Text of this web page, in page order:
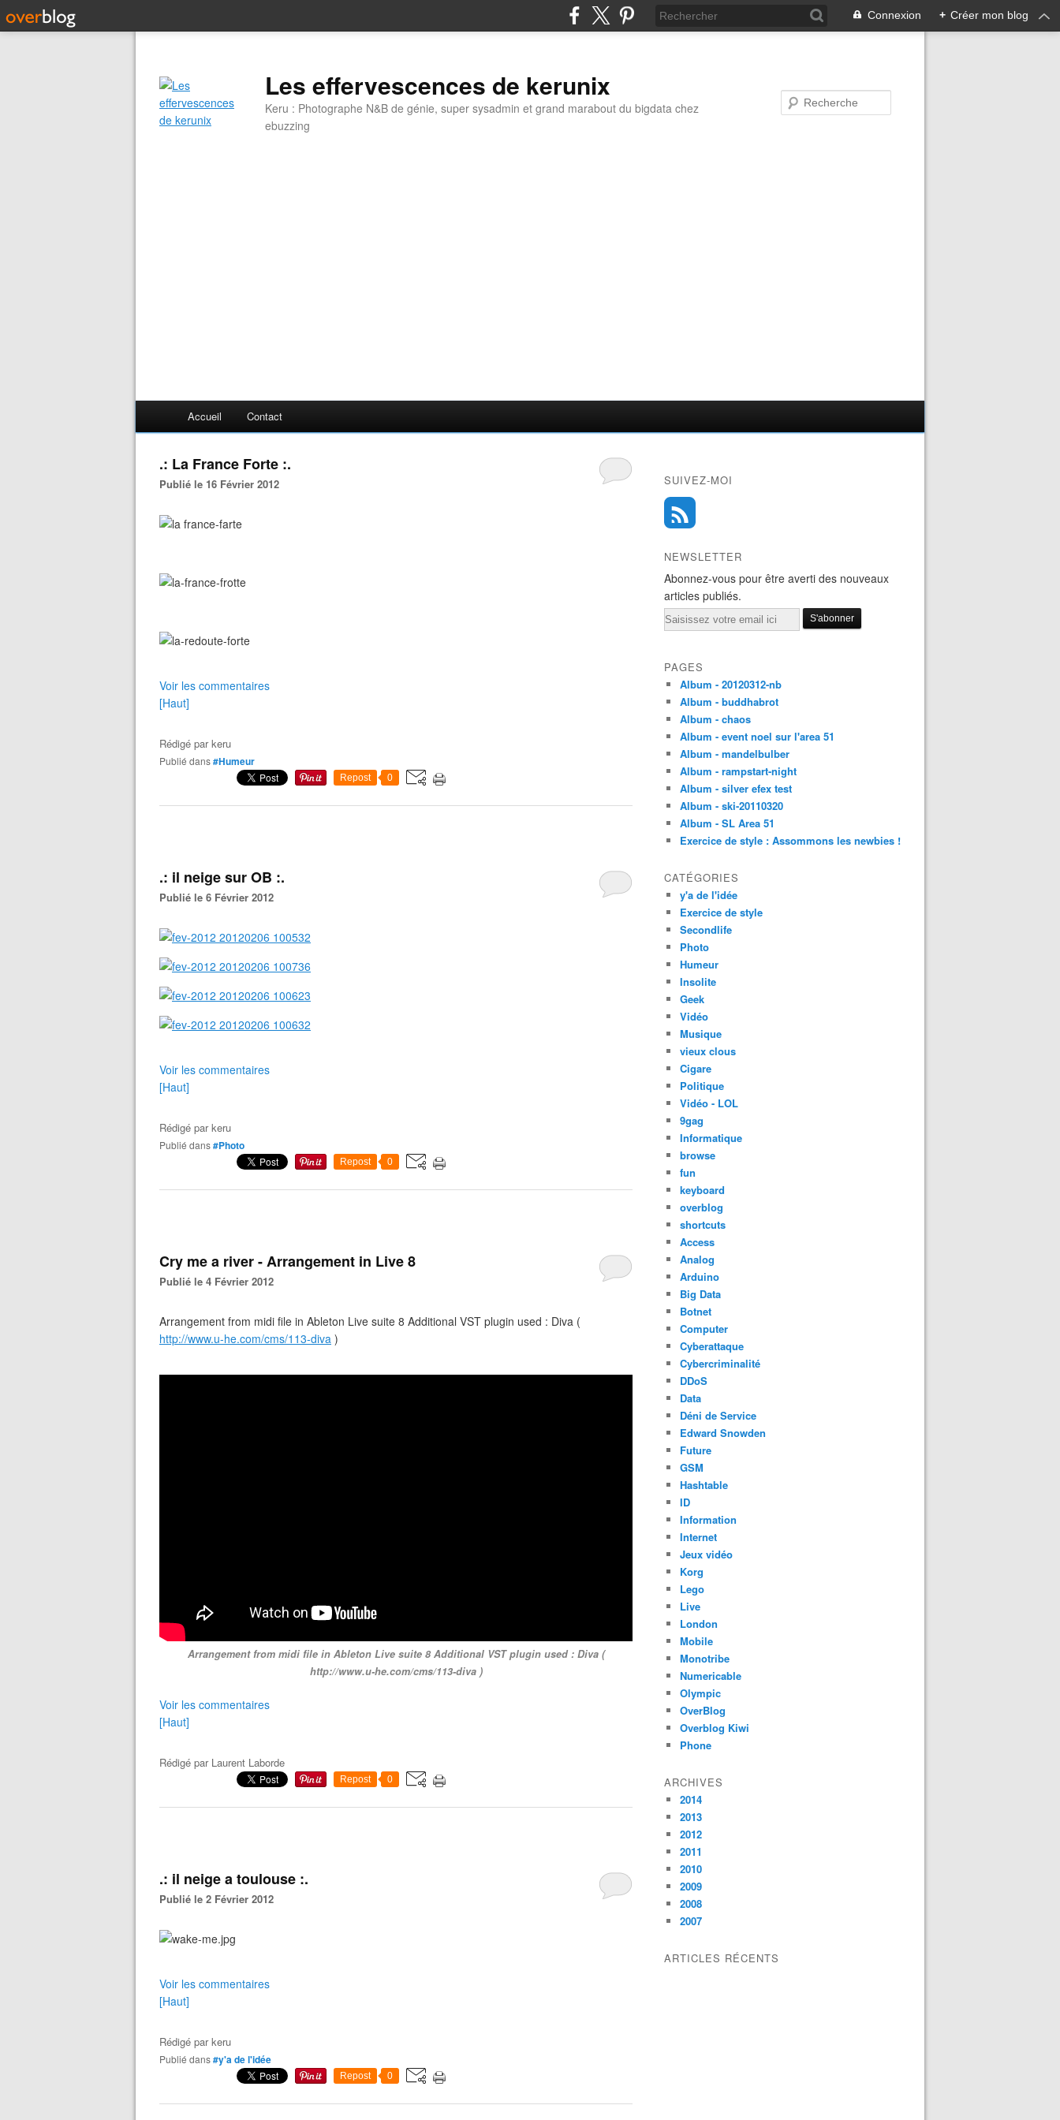
Connexion + Créer mon blog
Les effervescences de kerunix
Keru : Photographe N&B de génie, super sysadmin et grand marabout du bigdata chez
ebuzzing
Accueil Contact
.: La France Forte :.
Publié le 16 Février 2012
Voir les commentaires
[Haut]
Rédigé parkeru
Publié dans#Humeur
Repost 0
.: il neige sur OB :.
Publié le 6 Février 2012
Voir les commentaires
[Haut]
Rédigé parkeru
Publié dans#Photo
Repost 0
Cry me a river - Arrangement in Live 8
Publié le 4 Février 2012
Arrangement from midi file in Ableton Live suite 8 Additional VST plugin used : Diva (
http://www.u-he.com/cms/113-diva )
Arrangement from midi file in Ableton Live suite 8 Additional VST plugin used : Diva (
http://www.u-he.com/cms/113-diva )
Voir les commentaires
[Haut]
Rédigé par Laurent Laborde
Repost 0
.: il neige a toulouse :.
Publié le 2 Février 2012
Voir les commentaires
[Haut]
Rédigé parkeru
Publié dans#y'a de l'idée
Repost 0
SUIVEZ-MOI
NEWSLETTER
Abonnez-vous pour être averti des nouveaux
articles publiés.
Email
PAGES
Album - 20120312-nb
Album - buddhabrot
Album - chaos
Album - event noel sur l'area 51
Album - mandelbulber
Album - rampstart-night
Album - silver efex test
Album - ski-20110320
Album - SL Area 51
Exercice de style : Assommons les newbies !
CATÉGORIES
y'a de l'idée
Exercice de style
Secondlife
Photo
Humeur
Insolite
Geek
Vidéo
Musique
vieux clous
Cigare
Politique
Vidéo - LOL
9gag
Informatique
browse
fun
keyboard
overblog
shortcuts
Access
Analog
Arduino
Big Data
Botnet
Computer
Cyberattaque
Cybercriminalité
DDoS
Data
Déni de Service
Edward Snowden
Future
GSM
Hashtable
ID
Information
Internet
Jeux vidéo
Korg
Lego
Live
London
Mobile
Monotribe
Numericable
Olympic
OverBlog
Overblog Kiwi
Phone
ARCHIVES
2014
2013
2012
2011
2010
2009
2008
2007
ARTICLES RÉCENTS